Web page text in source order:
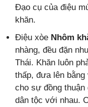
Đạo cụ của điệu
khăn.
Điệu xòe Nhôm
nhàng, đều đặn
Thái. Khăn luôn
thấp, đưa lên
cho sự đồng
dân tộc với nhau.